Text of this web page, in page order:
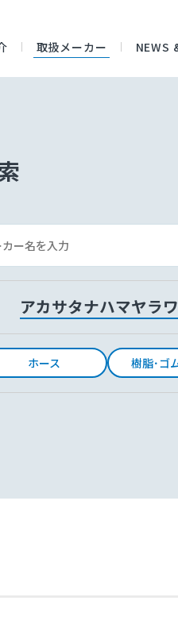
取扱メーカー NEWS
アカサタナハマヤラワ
ホース 樹脂･ゴ